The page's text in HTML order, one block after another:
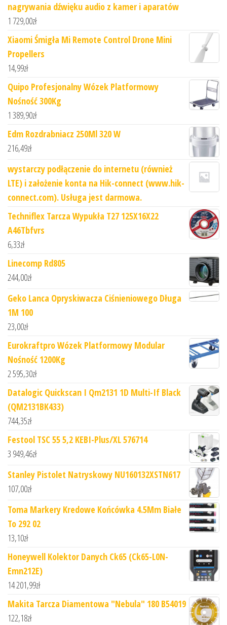
nagrywania dźwięku audio z kamer i aparatów
1 729,00zł
Xiaomi Śmigła Mi Remote Control Drone Mini
Propellers
14,99zł
Quipo Profesjonalny Wózek Platformowy
Nośność 300Kg
1 389,90zł
Edm Rozdrabniacz 250Ml 320 W
216,49zł
wystarczy podłączenie do internetu (również
LTE) i założenie konta na Hik-connect (www.hik-
connect.com). Usługa jest darmowa.
Techniflex Tarcza Wypukła T27 125X16X22
A46Tbfvrs
6,33zł
Linecomp Rd805
244,00zł
Geko Lanca Opryskiwacza Ciśnieniowego Długa
1M 100
23,00zł
Eurokraftpro Wózek Platformowy Modular
Nośność 1200Kg
2 595,30zł
Datalogic Quickscan I Qm2131 1D Multi-If Black
(QM2131BK433)
744,35zł
Festool TSC 55 5,2 KEBI-Plus/XL 576714
3 949,46zł
Stanley Pistolet Natryskowy NU160132XSTN617
107,00zł
Toma Markery Kredowe Końcówka 4.5Mm Białe
To 292 02
13,10zł
Honeywell Kolektor Danych Ck65 (Ck65-L0N-
Emn212E)
14 201,99zł
Makita Tarcza Diamentowa "Nebula" 180 B54019
122,18zł